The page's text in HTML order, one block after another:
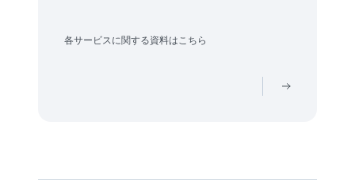
各サービスに関する資料はこちら